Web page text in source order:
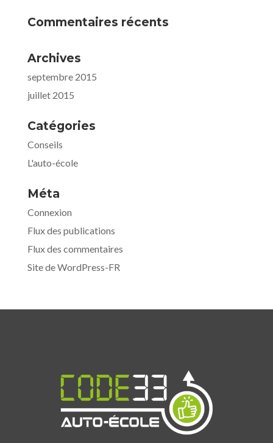
Commentaires récents
Archives
septembre 2015
juillet 2015
Catégories
Conseils
L'auto-école
Méta
Connexion
Flux des publications
Flux des commentaires
Site de WordPress-FR